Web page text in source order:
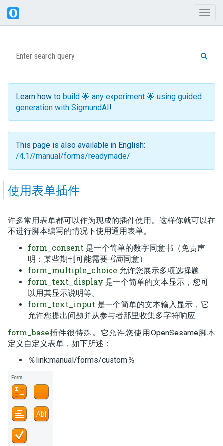
Learn how to build 🌟 any experiment 🌟 using guided
generation with SigmundAI!
This page is also available in English:
/4.1//manual/forms/readymade/
使用表单插件
许多常用表单都可以作为现成的插件使用。这样你就可以在
不进行脚本编写的情况下使用通用表单。
form_consent 是一个简单的数字同意书（免责声
明：某些期刊可能需要书面同意）
form_multiple_choice 允许您展示多项选择题
form text_display 是一个简单的文本显示，您可
以用其显示说明等。
form_text_input 是一个简单的文本输入显示，它
允许您提出问题并从参与者那里收集多字符响应
form_base插件很特殊。它允许您使用OpenSesame脚本
定义自定义表单，如下所述：
％link:manual/forms/custom％